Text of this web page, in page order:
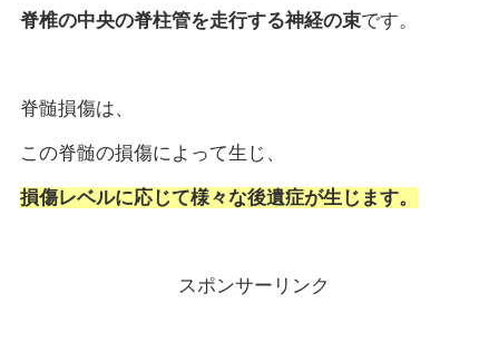
脊椎の中央の脊柱管を走行する神経の束です。
脊髄損傷は、
この脊髄の損傷によって生じ、
損傷レベルに応じて様々な後遺症が生じます。
スポンサーリンク